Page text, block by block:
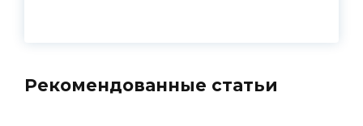
Рекомендованные статьи